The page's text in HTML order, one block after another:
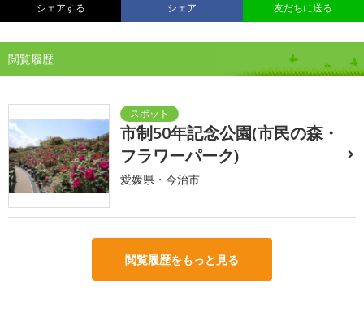
シェアする シェア 友だちに送る
閲覧履歴
市制50年記念公園(市民の森・
フラワーパーク)
愛媛県・今治市
閲覧履歴をもっと見る